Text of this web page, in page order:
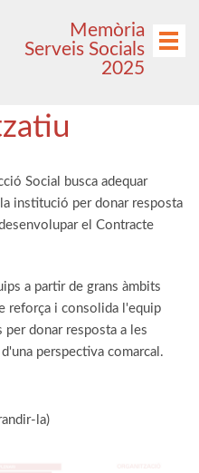
Menú
Memòria
Serveis Socials
2025
Social busca adequar
institució per donar resposta
el Contracte
a partir de grans àmbits
reforça i consolida l'equip
donar resposta a les
perspectiva comarcal.
la)